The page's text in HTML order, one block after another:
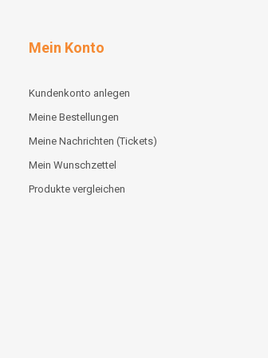
Mein Konto
Kundenkonto anlegen
Meine Bestellungen
Meine Nachrichten (Tickets)
Mein Wunschzettel
Produkte vergleichen